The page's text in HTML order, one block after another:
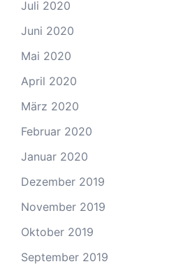
Juli 2020
Juni 2020
Mai 2020
April 2020
März 2020
Februar 2020
Januar 2020
Dezember 2019
November 2019
Oktober 2019
September 2019